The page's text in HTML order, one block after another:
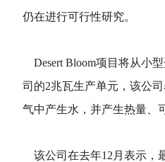
仍在进行可行性研究。
Desert Bloom项目将从小
司的2兆瓦生产单元，该公
气中产生水，并产生热量、
该公司在去年12月表示，